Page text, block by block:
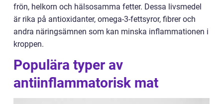
frön, helkorn och hälsosamma fetter. Dessa livsmedel
är rika på antioxidanter, omega-3-fettsyror, fibrer och
andra näringsämnen som kan minska inflammationen i
kroppen.
Populära typer av
antiinflammatorisk mat